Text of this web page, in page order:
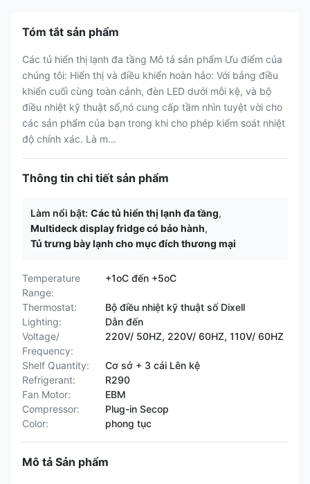
Tóm tắt sản phẩm
Các tủ hiển thị lạnh đa tầng Mô tả sản phẩm Ưu điểm của
chúng tôi: Hiển thị và điều khiển hoàn hảo: Với bảng điều
khiển cuối cùng toàn cảnh, đèn LED dưới mỗi kệ, và bộ
điều nhiệt kỹ thuật số,nó cung cấp tầm nhìn tuyệt vời cho
các sản phẩm của bạn trong khi cho phép kiểm soát nhiệt
độ chính xác. Là m...
Thông tin chi tiết sản phẩm
Làm nổi bật: Các tủ hiển thị lạnh đa tầng,
Multideck display fridge có bảo hành,
Tủ trưng bày lạnh cho mục đích thương mại
Temperature
Range:
+1oC đến +5oC
Thermostat:
Bộ điều nhiệt kỹ thuật số Dixell
Lighting:
Dẫn đến
Voltage/
Frequency:
220V/ 50HZ, 220V/ 60HZ, 110V/ 60HZ
Shelf Quantity:
Cơ sở + 3 cái Lên kệ
Refrigerant:
R290
Fan Motor:
EBM
Compressor:
Plug-in Secop
Color:
phong tục
Mô tả Sản phẩm